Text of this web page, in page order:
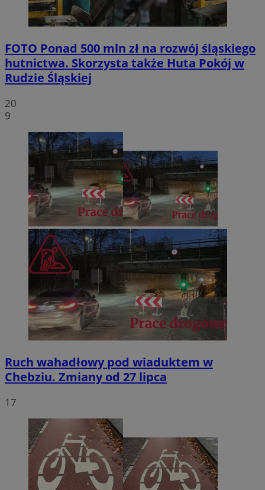
FOTO Ponad 500 mln zł na rozwój śląskiego
hutnictwa. Skorzysta także Huta Pokój w
Rudzie Śląskiej
20
9
Ruch wahadłowy pod wiaduktem w
Chebziu. Zmiany od 27 lipca
17